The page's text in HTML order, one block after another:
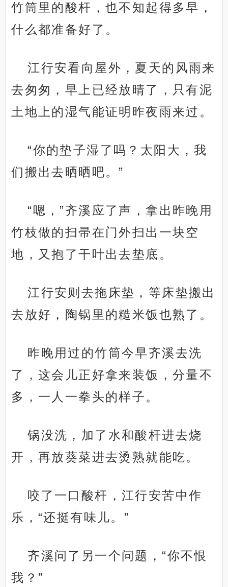
竹筒里的酸杆，也不知起得多早，
什么都准备好了。
江行安看向屋外，夏天的风雨来
去匆匆，早上已经放晴了，只有泥
土地上的湿气能证明昨夜雨来过。
“你的垫子湿了吗？太阳大，我
们搬出去晒晒吧。”
“嗯，”齐溪应了声，拿出昨晚用
竹枝做的扫帚在门外扫出一块空
地，又抱了干叶出去垫底。
江行安则去拖床垫，等床垫搬出
去放好，陶锅里的糙米饭也熟了。
昨晚用过的竹筒今早齐溪去洗
了，这会儿正好拿来装饭，分量不
多，一人一拳头的样子。
锅没洗，加了水和酸杆进去烧
开，再放葵菜进去烫熟就能吃。
咬了一口酸杆，江行安苦中作
乐，“还挺有味儿。”
齐溪问了另一个问题，“你不恨
我？”